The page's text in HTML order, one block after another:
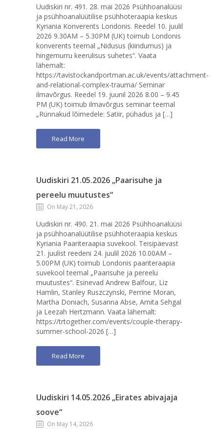
Uudiskiri nr. 491. 28. mai 2026 Psühhoanalüüsi
ja psühhoanalüütilise psühhoteraapia keskus
Kyriania Konverents Londonis. Reedel 10. juulil
2026 9.30AM – 5.30PM (UK) toimub Londonis
konverents teemal „Nidusus (kiindumus) ja
hingemurru keerulisus suhetes“. Vaata
lähemalt:
https://tavistockandportman.ac.uk/events/attachment-
and-relational-complex-trauma/ Seminar
ilmavõrgus. Reedel 19. juunil 2026 8.00 – 9.45
PM (UK) toimub ilmavõrgus seminar teemal
„Rünnakud lõimedele: Satiir, pühadus ja […]
Read More
Uudiskiri 21.05.2026 „Paarisuhe ja
pereelu muutustes“
On May 21, 2026
Uudiskiri nr. 490. 21. mai 2026 Psühhoanalüüsi
ja psühhoanalüütilise psühhoteraapia keskus
Kyriania Paariteraapia suvekool. Teisipäevast
21. juulist reedeni 24. juulil 2026 10.00AM –
5.00PM (UK) toimub Londonis paariteraapia
suvekool teemal „Paarisuhe ja pereelu
muutustes“. Esinevad Andrew Balfour, Liz
Hamlin, Stanley Ruszczynski, Perrine Moran,
Martha Doniach, Susanna Abse, Amita Sehgal
ja Leezah Hertzmann. Vaata lähemalt:
https://trtogether.com/events/couple-therapy-
summer-school-2026 […]
Read More
Uudiskiri 14.05.2026 „Eirates abivajaja
soove“
On May 14, 2026